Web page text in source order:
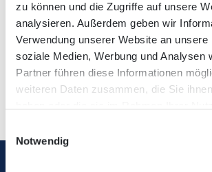
zu können und die Zugriffe auf unsere
analysieren. Außerdem geben wir
Verwendung unserer Website an unsere
soziale Medien, Werbung und Analysen
Partner führen diese Informationen
weiteren Daten zusammen, die Sie
Notwendig
Kontaktdaten: Verkehrsmeldungen DB
GmbH (dbregiobus-mitte.de)
Zurück